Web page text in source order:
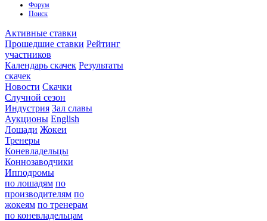
Форум
Поиск
Активные ставки
Прошедшие ставки Рейтинг
участников
Календарь скачек Результаты
скачек
Новости Скачки
Случной сезон
Индустрия Зал славы
Аукционы English
Лошади Жокеи
Тренеры
Коневладельцы
Коннозаводчики
Ипподромы
по лошадям по
производителям по
жокеям по тренерам
по коневладельцам